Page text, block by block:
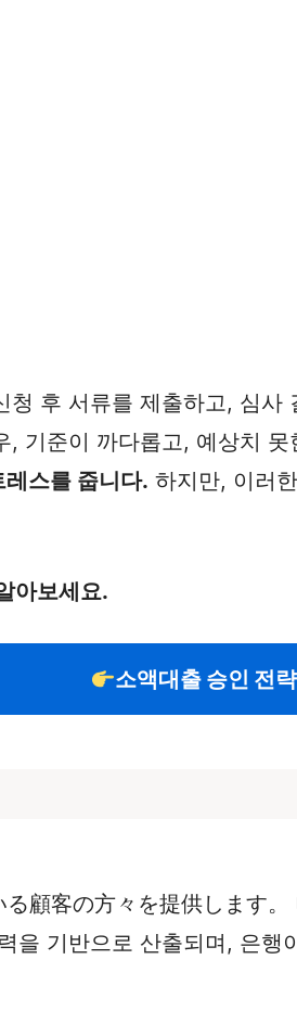
후 서류를 제출하고, 심
기준이 까다롭고, 예상치
스를 줍니다. 하지만, 이러
아보세요.
소액대출 승인 전
顧客の方々を提供します
을 기반으로 산출되며, 은